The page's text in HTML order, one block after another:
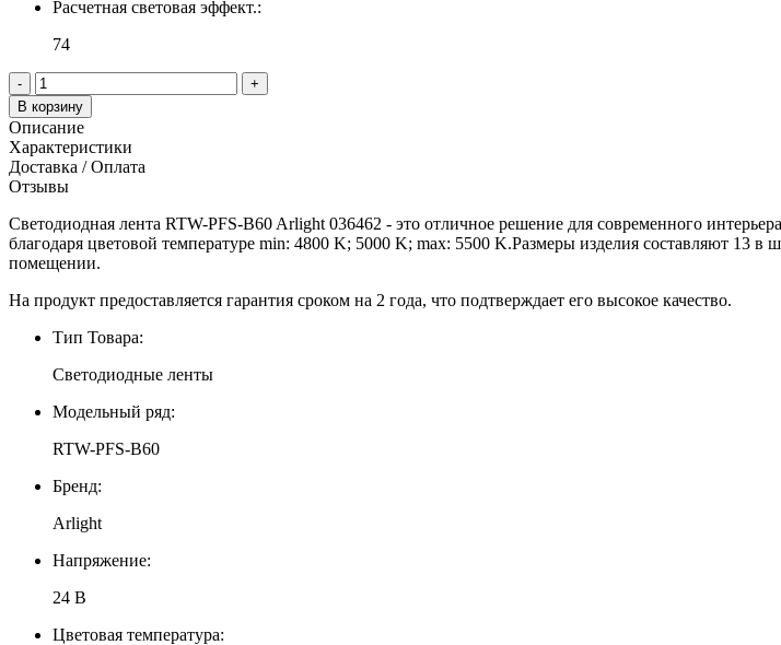
Расчетная световая эффект.:
74
-
+
В корзину
Описание
Характеристики
Доставка / Оплата
Отзывы
Светодиодная лента RTW-PFS-B60 Arlight 036462 - это отличное решение для современного
благодаря цветовой температуре min: 4800 K; 5000 K; max: 5500 K.Размеры изделия составляют 13
помещении.
На продукт предоставляется гарантия сроком на 2 года, что подтверждает его высокое качество.
Тип Товара:
Светодиодные ленты
Модельный ряд:
RTW-PFS-B60
Бренд:
Arlight
Напряжение:
24 В
Цветовая температура: